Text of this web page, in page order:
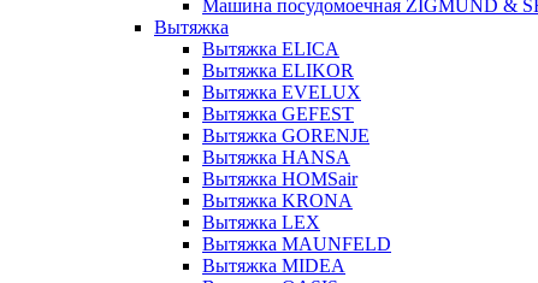
Машина посудомоечная ZIGMUND &
Вытяжка
Вытяжка ELICA
Вытяжка ELIKOR
Вытяжка EVELUX
Вытяжка GEFEST
Вытяжка GORENJE
Вытяжка HANSA
Вытяжка HOMSair
Вытяжка KRONA
Вытяжка LEX
Вытяжка MAUNFELD
Вытяжка MIDEA